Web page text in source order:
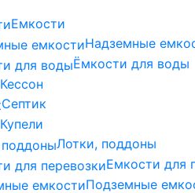
Емкости
Надземные
Ёмкости для воды
Кессон
Септик
Купели
Лотки, поддоны
Емкости для
Подземные